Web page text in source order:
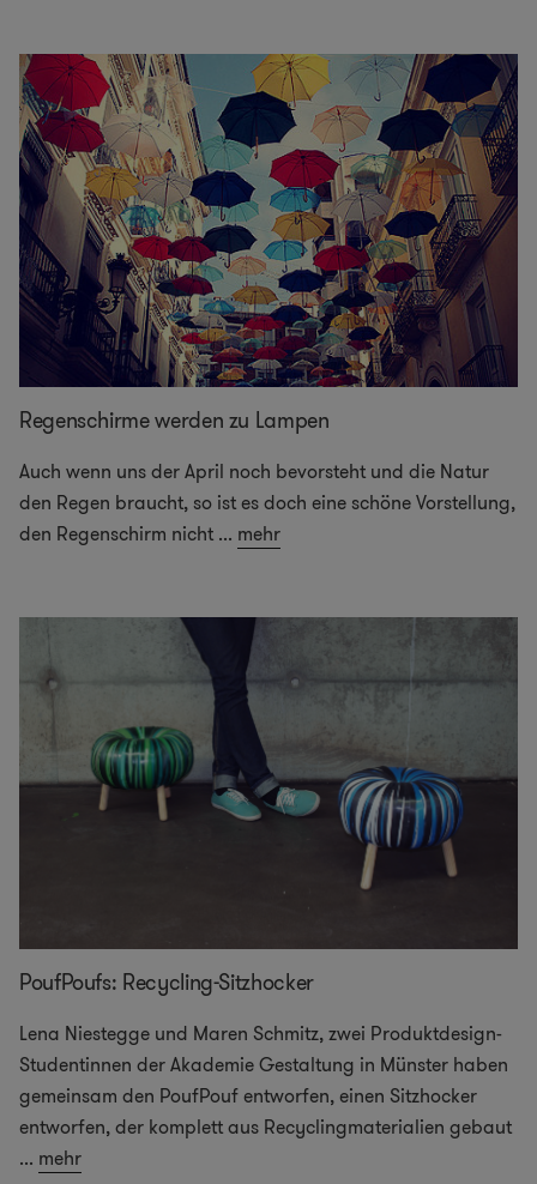
Regenschirme werden zu Lampen
Auch wenn uns der April noch bevorsteht und die Natur
den Regen braucht, so ist es doch eine schöne Vorstellung,
den Regenschirm nicht ... mehr
PoufPoufs: Recycling-Sitzhocker
Lena Niestegge und Maren Schmitz, zwei Produktdesign-
Studentinnen der Akademie Gestaltung in Münster haben
gemeinsam den PoufPouf entworfen, einen Sitzhocker
entworfen, der komplett aus Recyclingmaterialien gebaut
... mehr